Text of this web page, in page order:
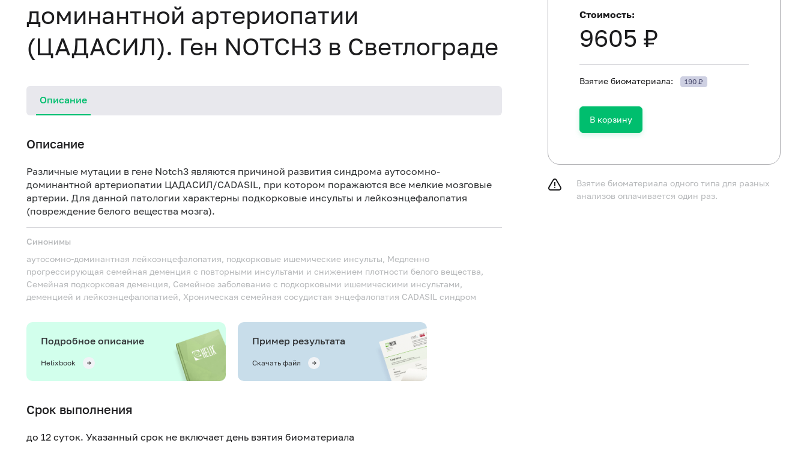
доминантной артериопатии
(ЦАДАСИЛ). Ген NOTCH3 в Светлограде
Описание
Описание
Различные мутации в гене Notch3 являются причиной развития синдрома аутосомно-
доминантной артериопатии ЦАДАСИЛ/CADASIL, при котором поражаются все мелкие мозговые
артерии. Для данной патологии характерны подкорковые инсульты и лейкоэнцефалопатия
(повреждение белого вещества мозга).
Синонимы
аутосомно-доминантная лейкоэнцефалопатия, подкорковые ишемические инсульты, Медленно
прогрессирующая семейная деменция с повторными инсультами и снижением плотности белого вещества,
Семейная подкорковая деменция, Семейное заболевание с подкорковыми ишемическими инсультами,
деменцией и лейкоэнцефалопатией, Хроническая семейная сосудистая энцефалопатия CADASIL синдром
Подробное описание
Helixbook
Пример результата
Скачать файл
Срок выполнения
до 12 суток. Указанный срок не включает день взятия биоматериала
Стоимость:
9605 ₽
Взятие биоматериала: 190 ₽
В корзину
Взятие биоматериала одного типа для разных
анализов оплачивается один раз.